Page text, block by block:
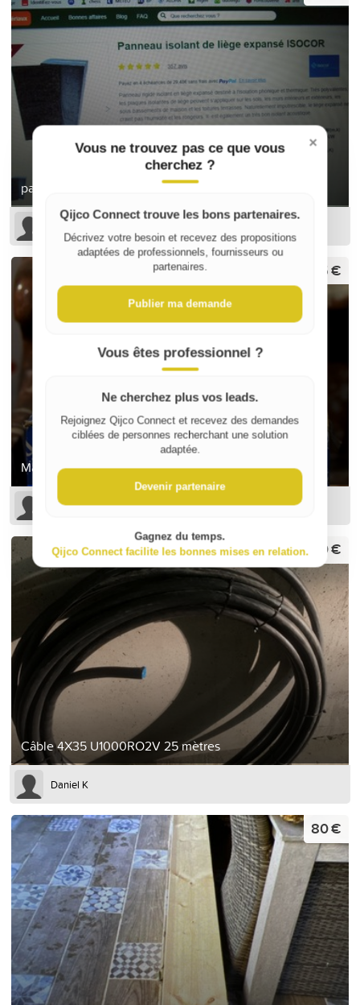
panneaux isolants en liège
Marcelli Jean-Luc M
Matériel de plomberie
25 €
LIONEL N
Câble 4X35 U1000RO2V 25 mètres
180 €
Daniel K
80 €
×
Vous ne trouvez pas ce que vous
cherchez ?
Qijco Connect trouve les bons partenaires.
Décrivez votre besoin et recevez des propositions
adaptées de professionnels, fournisseurs ou
partenaires.
Publier ma demande
Vous êtes professionnel ?
Ne cherchez plus vos leads.
Rejoignez Qijco Connect et recevez des demandes
ciblées de personnes recherchant une solution
adaptée.
Devenir partenaire
Gagnez du temps.
Qijco Connect facilite les bonnes mises en relation.